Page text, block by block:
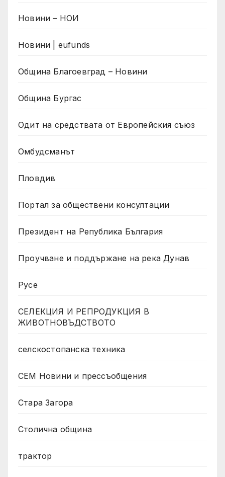
Новини – НОИ
Новини | eufunds
Община Благоевград – Новини
Община Бургас
Одит на средствата от Европейския съюз
Омбудсманът
Пловдив
Портал за обществени консултации
Президент на Република България
Проучване и поддържане на река Дунав
Русе
СЕЛЕКЦИЯ И РЕПРОДУКЦИЯ В
ЖИВОТНОВЪДСТВОТО
селскостопанска техника
СЕМ Новини и прессъобщения
Стара Загора
Столична община
трактор